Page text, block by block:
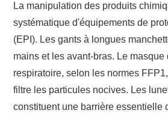
La manipulation des produits
systématique d'équipements de
(EPI). Les gants à longues
mains et les avant-bras. Le masque
respiratoire, selon les normes
filtre les particules nocives. Les
constituent une barrière essentielle